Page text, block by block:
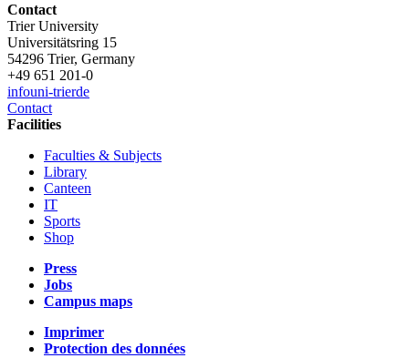
Contact
Trier University
Universitätsring 15
54296 Trier, Germany
+49 651 201-0
infouni-trierde
Contact
Facilities
Faculties & Subjects
Library
Canteen
IT
Sports
Shop
Press
Jobs
Campus maps
Imprimer
Protection des données